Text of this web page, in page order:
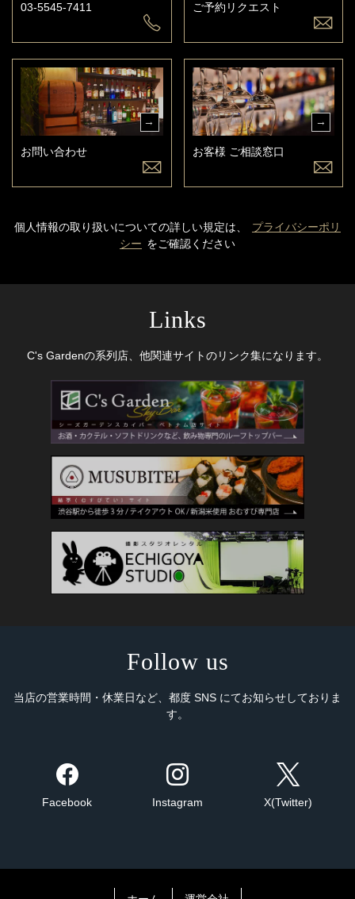
03-5545-7411 ご予約リクエスト
お問い合わせ お客様 ご相談窓口
個人情報の取り扱いについての詳しい規定は、
プライバシーポリ
シー をご確認ください
Links
C's Gardenの系列店、他関連サイトのリンク集になります。
Follow us
当店の営業時間・休業日など、都度 SNS にてお知らせしておりま
す。
Facebook Instagram X(Twitter)